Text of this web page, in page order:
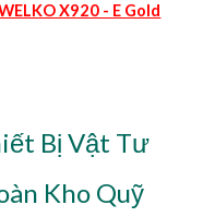
X920 - E Gold
Bị Vật Tư
Kho Quỹ